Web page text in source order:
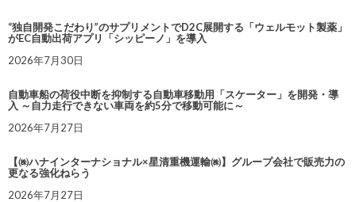
“独自開発こだわり”のサプリメントでD2C展開する「ウェルモット製薬」
がEC自動出荷アプリ「シッピーノ」を導入
2026年7月30日
自動車船の荷役中断を抑制する自動車移動用「スケーター」を開発・導
入 ～自力走行できない車両を約5分で移動可能に～
2026年7月27日
【㈱ハナインターナショナル×星清重機運輸㈱】グループ会社で販売力の
更なる強化ねらう
2026年7月27日